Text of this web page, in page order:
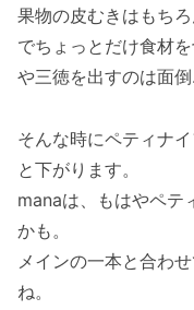
果物の皮むきはもち
でちょっとだけ食材
や三徳を出すのは面倒
そんな時にペティナ
と下がります。
manaは、もはやペテ
かも。
メインの一本と合わ
ね。